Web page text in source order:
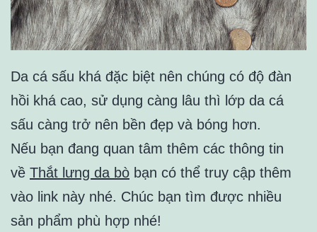
Da cá sấu khá đặc biệt nên chúng có độ đàn
hồi khá cao, sử dụng càng lâu thì lớp da cá
sấu càng trở nên bền đẹp và bóng hơn.
Nếu bạn đang quan tâm thêm các thông tin
về Thắt lưng da bò bạn có thể truy cập thêm
vào link này nhé. Chúc bạn tìm được nhiều
sản phẩm phù hợp nhé!